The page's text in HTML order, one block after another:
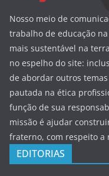
Nosso meio de
trabalho de educação
mais sustentável na
no espelho do site:
de abordar outros
pautada na ética
função de sua
missão é ajudar
fraterno, com respeito a
EDITORIAS